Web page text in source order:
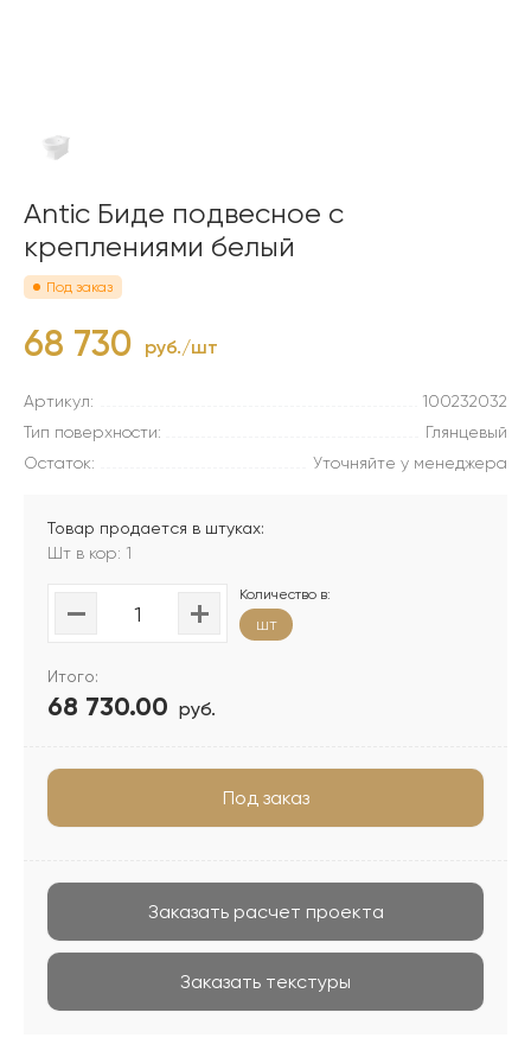
Antic Биде подвесное с
креплениями белый
Под заказ
68 730 руб./шт
Артикул:
100232032
Тип поверхности:
Глянцевый
Остаток:
Уточняйте у менеджера
Товар продается в штуках:
Шт в кор: 1
Количество в:
шт
Итого:
68 730.00 руб.
Под заказ
Заказать расчет проекта
Заказать текстуры